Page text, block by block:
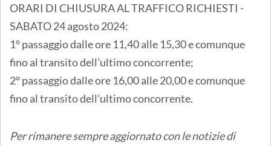
ORARI DI CHIUSURA AL TRAFFICO RICHIESTI -
SABATO 24 agosto 2024:
1° passaggio dalle ore 11,40 alle 15,30 e comunque
fino al transito dell’ultimo concorrente;
2° passaggio dalle ore 16,00 alle 20,00 e comunque
fino al transito dell’ultimo concorrente.
Per rimanere sempre aggiornato con le notizie di